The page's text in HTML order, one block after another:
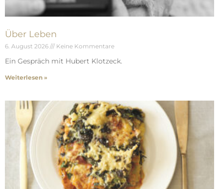
Über Leben
6. August 2026 Keine Kommentare
Ein Gespräch mit Hubert Klotzeck.
Weiterlesen »